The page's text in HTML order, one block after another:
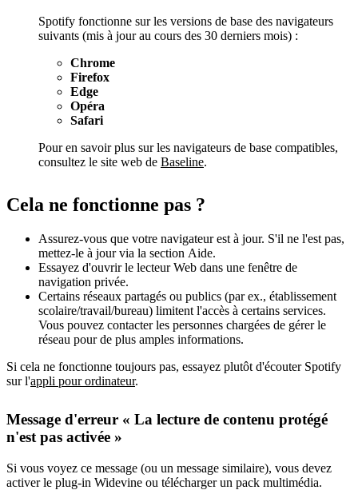
Spotify fonctionne sur les versions de base des navigateurs
suivants (mis à jour au cours des 30 derniers mois) :
Chrome
Firefox
Edge
Opéra
Safari
Pour en savoir plus sur les navigateurs de base compatibles,
consultez le site web de Baseline.
Cela ne fonctionne pas ?
Assurez-vous que votre navigateur est à jour. S'il ne l'est pas,
mettez-le à jour via la section Aide.
Essayez d'ouvrir le lecteur Web dans une fenêtre de
navigation privée.
Certains réseaux partagés ou publics (par ex., établissement
scolaire/travail/bureau) limitent l'accès à certains services.
Vous pouvez contacter les personnes chargées de gérer le
réseau pour de plus amples informations.
Si cela ne fonctionne toujours pas, essayez plutôt d'écouter Spotify
sur l'appli pour ordinateur.
Message d'erreur « La lecture de contenu protégé
n'est pas activée »
Si vous voyez ce message (ou un message similaire), vous devez
activer le plug-in Widevine ou télécharger un pack multimédia.